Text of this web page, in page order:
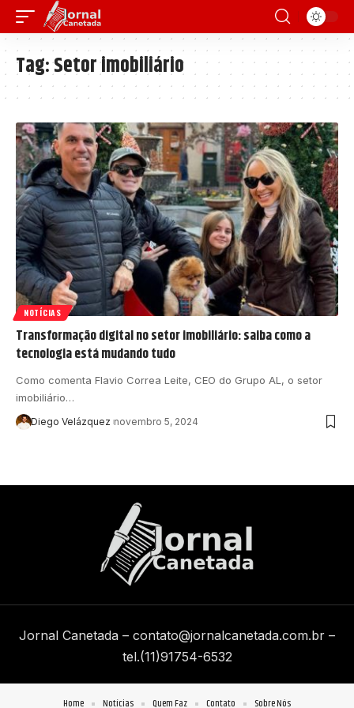
Tag:Setor imobiliário
NOTÍCIAS
Transformação digital no setor imobiliário: saiba como a
tecnologia está mudando tudo
Como comenta Flavio Correa Leite, CEO do Grupo AL, o setor
imobiliário…
Diego Velázquez novembro 5, 2024
Jornal Canetada – contato@jornalcanetada.com.br –
tel.(11)91754-6532
Home Notícias Quem Faz Contato Sobre Nós